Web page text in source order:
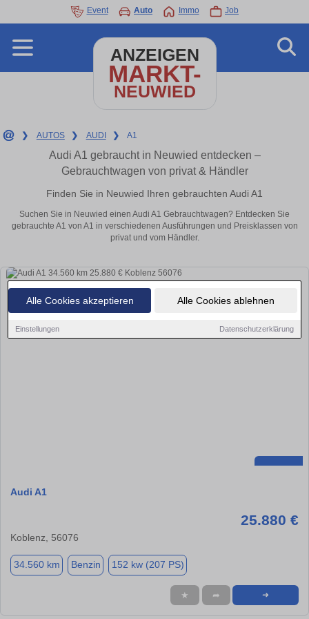
Alle Cookies akzeptieren Alle Cookies ablehnen
Einstellungen Datenschutzerklärung
Event Auto Immo Job
ANZEIGEN
MARKT-
NEUWIED
❯ AUTOS ❯ AUDI ❯ A1
Audi A1 gebraucht in Neuwied entdecken –
Gebrauchtwagen von privat & Händler
Finden Sie in Neuwied Ihren gebrauchten Audi A1
Suchen Sie in Neuwied einen Audi A1 Gebrauchtwagen? Entdecken Sie
gebrauchte A1 von A1 in verschiedenen Ausführungen und Preisklassen von
privat und vom Händler.
Audi A1
25.880 €
Koblenz, 56076
34.560 km Benzin 152 kw (207 PS)
★ ➦ ➜